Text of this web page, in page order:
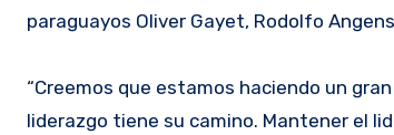
paraguayos Oliver Gayet, Rodolfo
“Creemos que estamos haciendo un
liderazgo tiene su camino. Mantener el